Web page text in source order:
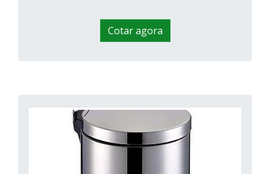
Cotar agora